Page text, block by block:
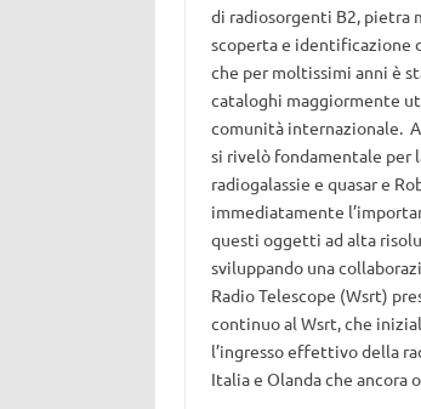
di radiosorgenti B2, pietra
scoperta e identificazione
che per moltissimi anni è
cataloghi maggiormente
comunità internazionale.
si rivelò fondamentale per
radiogalassie e quasar e
immediatamente
questi oggetti ad alta
sviluppando una
Radio Telescope (Wsrt)
continuo al Wsrt, che
l’ingresso effettivo della
Italia e Olanda che ancora